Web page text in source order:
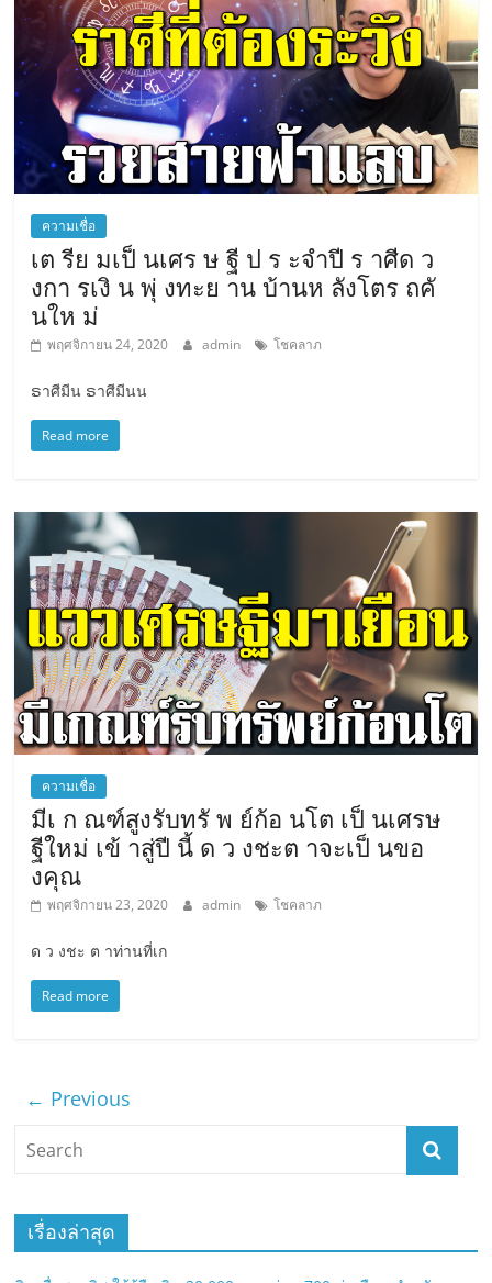
ความเชื่อ
เต รีย มเป็ นเศร ษ ฐี ป ร ะจำปี ร าศีด ว
งกา รเงิ น พุ่ งทะย าน บ้านห ลังโต​ร ถคั
นให ม่
พฤศจิกายน 24, 2020 admin โชคลาภ
ຣา​ศีมี​น ຣาศี​มี​นน
Read more
ความเชื่อ
มีเ ก ณฑ์สูงรับทรั พ ย์ก้อ นโต เป็ นเศรษ
ฐีใหม่ เข้ าสู่ปี นี้ ด ว งชะต าจะเป็ นขอ
งคุณ
พฤศจิกายน 23, 2020 admin โชคลาภ
ด ว งชะ ต าท่านที่เก
Read more
← Previous
เรื่องล่าสุด